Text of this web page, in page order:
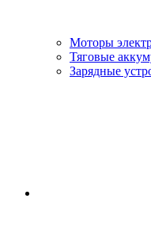
Моторы
Тяговые
Зарядные